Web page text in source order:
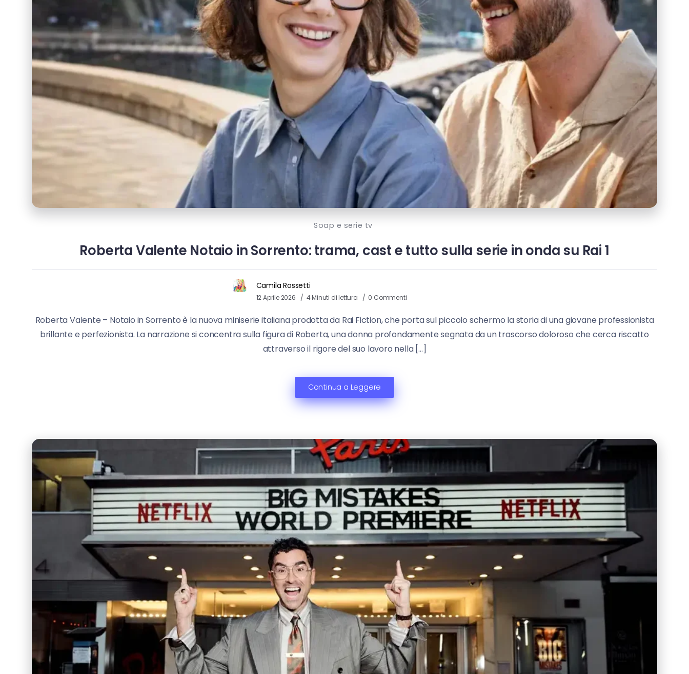
Soap e serie tv
Roberta Valente Notaio in Sorrento: trama, cast e tutto sulla serie in onda su Rai 1
Camila Rossetti
12 Aprile 2026 4 Minuti di lettura 0 Commenti
Roberta Valente – Notaio in Sorrento è la nuova miniserie italiana prodotta da Rai Fiction, che porta sul piccolo schermo la storia di una giovane professionista
brillante e perfezionista. La narrazione si concentra sulla figura di Roberta, una donna profondamente segnata da un trascorso doloroso che cerca riscatto
attraverso il rigore del suo lavoro nella […]
Continua a Leggere